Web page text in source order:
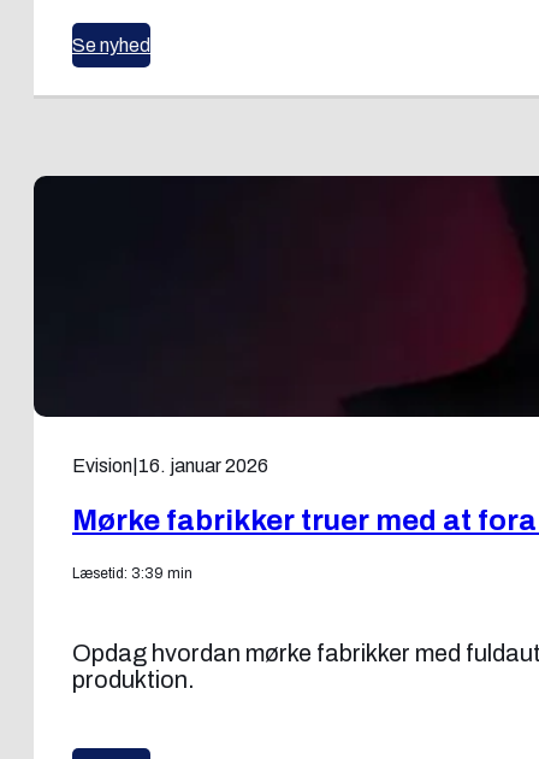
Se nyhed
Evision 16. januar 2026
Mørke fabrikker truer med at
Læsetid: 3:39 min
Opdag hvordan mørke fabrikker med
produktion.